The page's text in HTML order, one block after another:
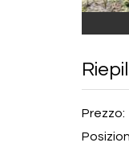
Prezzo: